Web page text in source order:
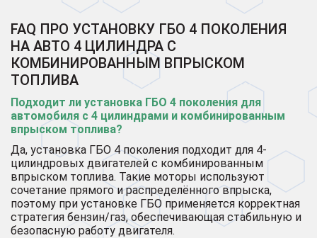
FAQ ПРО УСТАНОВКУ ГБО 4 ПОКОЛЕНИЯ
НА АВТО 4 ЦИЛИНДРА С
КОМБИНИРОВАННЫМ ВПРЫСКОМ
ТОПЛИВА
Подходит ли установка ГБО 4 поколения для
автомобиля с 4 цилиндрами и комбинированным
впрыском топлива?
Да, установка ГБО 4 поколения подходит для 4-
цилиндровых двигателей с комбинированным
впрыском топлива. Такие моторы используют
сочетание прямого и распределённого впрыска,
поэтому при установке ГБО применяется корректная
стратегия бензин/газ, обеспечивающая стабильную и
безопасную работу двигателя.